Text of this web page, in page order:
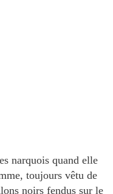
narquois quand elle
toujours vêtu de
noirs fendus sur le